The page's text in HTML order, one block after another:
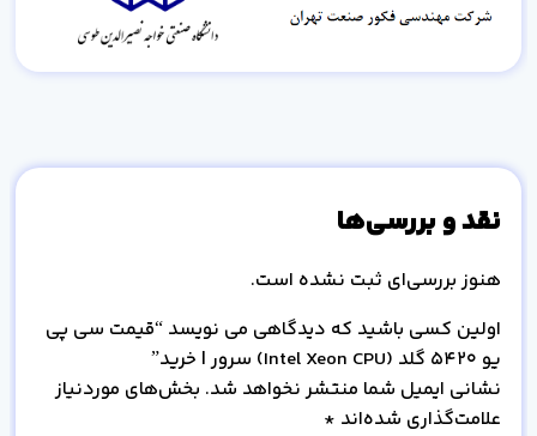
نقد و بررسی‌ها
هنوز بررسی‌ای ثبت نشده است.
اولین کسی باشید که دیدگاهی می نویسد “قیمت سی پی
یو 5420 گلد (Intel Xeon CPU) سرور | خرید”
نشانی ایمیل شما منتشر نخواهد شد. بخش‌های موردنیاز
علامت‌گذاری شده‌اند *